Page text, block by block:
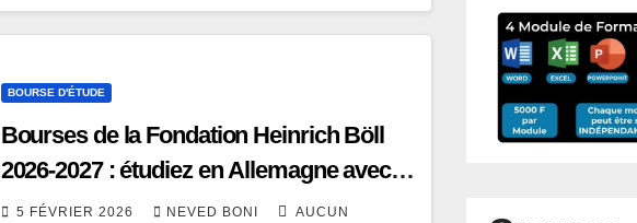
BOURSE D'ÉTUDE
Bourses de la Fondation Heinrich Böll
2026-2027 : étudiez en Allemagne avec
un financement d’excellence
5 FÉVRIER 2026 NEVED BONI AUCUN